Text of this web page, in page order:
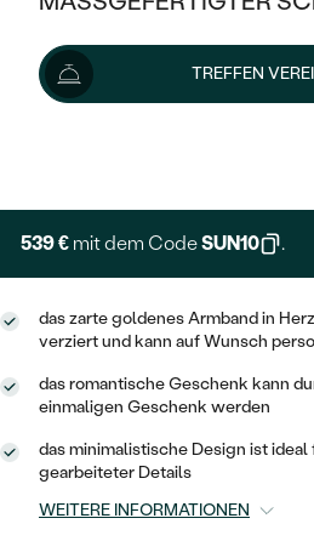
KLASSISCH
MEMOIRE
VINTAGE
AUSSERGEWÖHNLICHE
GEHÄMMERTE
MIT MEHREREN
HALO
VINTAGE
IM SET
AUSSERGEWÖHNLICH
GESTALTE EINEN RING
WÄHLE EINEN RING
DIAMANTEN ZUM
AUSVERKAUF
WENN SCHMUCK HILFT
OHRRINGE
ANHÄNGER / KETTEN
ARMBÄNDER
SCHMUCKSET
HERRENSCHMUCK
PLATIN
OHRSTECKER
MINIMALISTISCHE
OHRHÄNGER
SOLITÄR
HERZ
GOLD
SILBER
NACH STYL
ZUR GEBURT EINES
PERSONALISIERT
MIT STERNZEICHEN
MINIMALISTISCH
AUSVERKAUF
SILBER
NACH STYL
MINIMALISTISCHE
TREFFEN
599 €
Wir liefern den Schmuck innerhalb
Lieferoptionen
539 € mit dem CodeSUN10 .
das zarte goldenes Armband in
verziert und kann auf Wunsch
das romantische Geschenk kann
einmaligen Geschenk werden
das minimalistische Design ist
gearbeiteter Details
WEITERE INFORMATIONEN